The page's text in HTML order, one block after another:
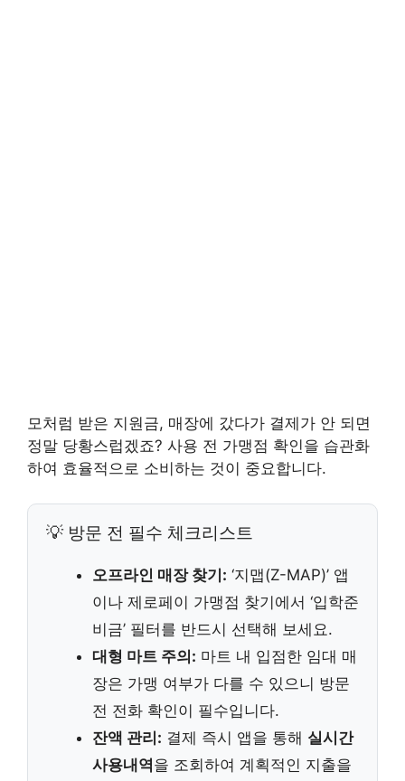
모처럼 받은 지원금, 매장에 갔다가 결제가 안 되면
정말 당황스럽겠죠? 사용 전 가맹점 확인을 습관화
하여 효율적으로 소비하는 것이 중요합니다.
💡 방문 전 필수 체크리스트
오프라인 매장 찾기: ‘지맵(Z-MAP)’ 앱
이나 제로페이 가맹점 찾기에서 ‘입학준
비금’ 필터를 반드시 선택해 보세요.
대형 마트 주의: 마트 내 입점한 임대 매
장은 가맹 여부가 다를 수 있으니 방문
전 전화 확인이 필수입니다.
잔액 관리: 결제 즉시 앱을 통해 실시간
사용내역을 조회하여 계획적인 지출을